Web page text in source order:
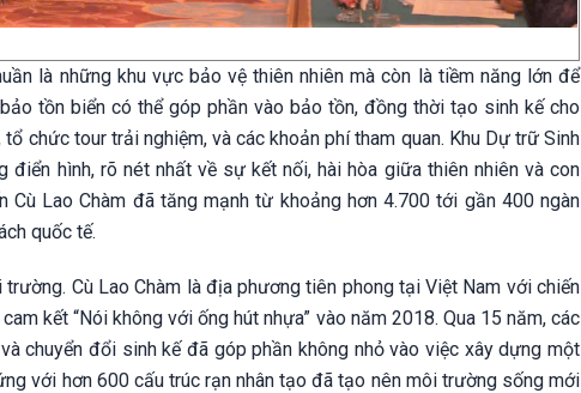
là những khu vực bảo vệ thiên nhiên mà còn là tiềm năng lớn để
tồn biển có thể góp phần vào bảo tồn, đồng thời tạo sinh kế cho
chức tour trải nghiệm, và các khoản phí tham quan. Khu Dự trữ Sinh
hình, rõ nét nhất về sự kết nối, hài hòa giữa thiên nhiên và con
Lao Chàm đã tăng mạnh từ khoảng hơn 4.700 tới gần 400 ngàn
quốc tế.
Cù Lao Chàm là địa phương tiên phong tại Việt Nam với chiến
kết “Nói không với ống hút nhựa” vào năm 2018. Qua 15 năm, các
chuyển đổi sinh kế đã góp phần không nhỏ vào việc xây dựng một
với hơn 600 cấu trúc rạn nhân tạo đã tạo nên môi trường sống mới